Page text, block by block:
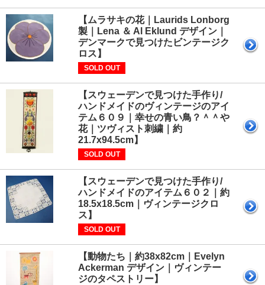
【ムラサキの花｜Laurids Lonborg
製｜Lena ＆ Al Eklund デザイン｜
デンマークで見つけたビンテージク
ロス】
SOLD OUT
【スウェーデンで見つけた手作り/
ハンドメイドのヴィンテージのアイ
テム６０９｜幸せの青い鳥？＾＾や
花｜ツヴィスト刺繍｜約
21.7x94.5cm】
SOLD OUT
【スウェーデンで見つけた手作り/
ハンドメイドのアイテム６０２｜約
18.5x18.5cm｜ヴィンテージクロ
ス】
SOLD OUT
【動物たち｜約38x82cm｜Evelyn
Ackerman デザイン｜ヴィンテー
ジのタペストリー】